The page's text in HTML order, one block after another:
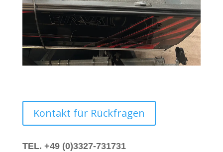
Kontakt für Rückfragen
TEL. +49 (0)3327-731731